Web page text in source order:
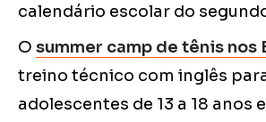
calendário escolar do
O summer camp de tênis nos
treino técnico com inglês
adolescentes de 13 a 18 anos